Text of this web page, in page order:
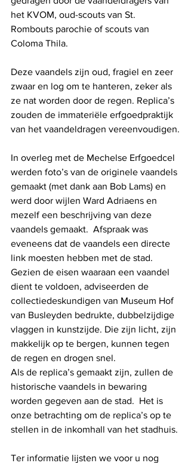
het KVOM, oud-scouts van St.
Rombouts parochie of scouts van
Coloma Thila.
Deze vaandels zijn oud, fragiel en zeer
zwaar en log om te hanteren, zeker als
ze nat worden door de regen. Replica’s
zouden de immateriële erfgoedpraktijk
van het vaandeldragen vereenvoudigen.
In overleg met de Mechelse Erfgoedcel
werden foto’s van de originele vaandels
gemaakt (met dank aan Bob Lams) en
werd door wijlen Ward Adriaens en
mezelf een beschrijving van deze
vaandels gemaakt.  Afspraak was
eveneens dat de vaandels een directe
link moesten hebben met de stad.
Gezien de eisen waaraan een vaandel
dient te voldoen, adviseerden de
collectiedeskundigen van Museum Hof
van Busleyden bedrukte, dubbelzijdige
vlaggen in kunstzijde. Die zijn licht, zijn
makkelijk op te bergen, kunnen tegen
de regen en drogen snel.
Als de replica’s gemaakt zijn, zullen de
historische vaandels in bewaring
worden gegeven aan de stad.  Het is
onze betrachting om de replica’s op te
stellen in de inkomhall van het stadhuis.
Ter informatie lijsten we voor u nog